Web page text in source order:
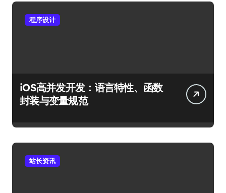
程序设计
iOS高并发开发：语言特性、函数
封装与变量规范
站长资讯